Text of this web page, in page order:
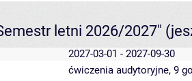
letni 2026/2027"
2027-03-01 - 2027-09-30
ćwiczenia audytoryjne, 9